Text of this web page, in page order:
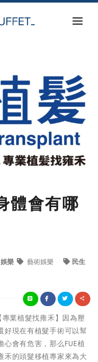
體會有哪
娛樂 藝術娛樂 民生
業植髮找雍禾】因為壓
好現在有植髮手術可以幫
會有危害，那么FUE植
禾的頭髮移植專家來為大